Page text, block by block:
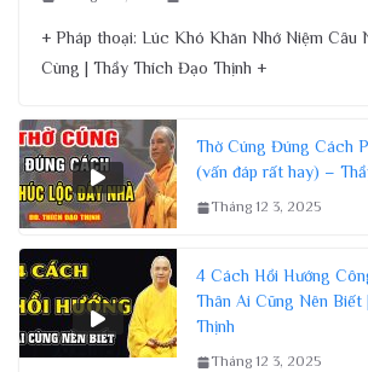
+ Pháp thoại: Lúc Khó Khăn Nhớ Niệm Câu
Cùng | Thầy Thích Đạo Thịnh +
Thờ Cúng Đúng Cách
(vấn đáp rất hay) –
Tháng 12 3, 2025
4 Cách Hồi Hướng
Thân Ai Cũng Nên
Thịnh
Tháng 12 3, 2025